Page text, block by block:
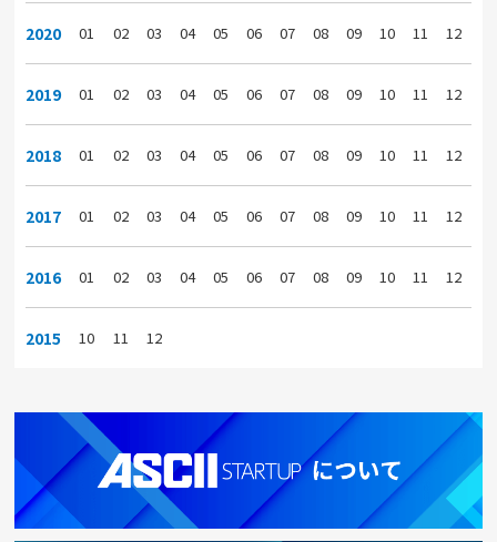
2020 01 02 03 04 05 06 07 08 09 10 11 12
2019 01 02 03 04 05 06 07 08 09 10 11 12
2018 01 02 03 04 05 06 07 08 09 10 11 12
2017 01 02 03 04 05 06 07 08 09 10 11 12
2016 01 02 03 04 05 06 07 08 09 10 11 12
2015 10 11 12